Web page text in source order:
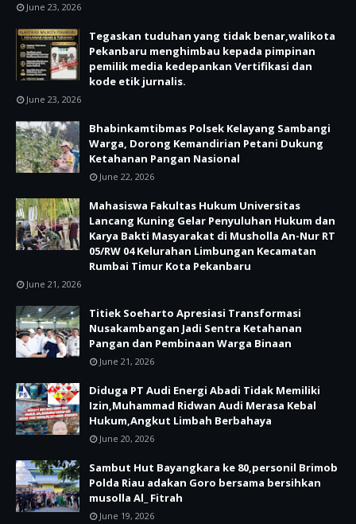
June 23, 2026
Tegaskan tuduhan yang tidak benar,walikota
Pekanbaru menghimbau kepada pimpinan
pemilik media kedepankan Vertifikasi dan
kode etik jurnalis.
June 23, 2026
Bhabinkamtibmas Polsek Kelayang Sambangi
Warga, Dorong Kemandirian Petani Dukung
Ketahanan Pangan Nasional
June 22, 2026
Mahasiswa Fakultas Hukum Universitas
Lancang Kuning Gelar Penyuluhan Hukum dan
Karya Bakti Masyarakat di Musholla An-Nur RT
05/RW 04 Kelurahan Limbungan Kecamatan
Rumbai Timur Kota Pekanbaru
June 21, 2026
Titiek Soeharto Apresiasi Transformasi
Nusakambangan Jadi Sentra Ketahanan
Pangan dan Pembinaan Warga Binaan
June 21, 2026
Diduga PT Audi Energi Abadi Tidak Memiliki
Izin,Muhammad Ridwan Audi Merasa Kebal
Hukum,Angkut Limbah Berbahaya
June 20, 2026
Sambut Hut Bayangkara ke 80,personil Brimob
Polda Riau adakan Goro bersama bersihkan
musolla Al_ Fitrah
June 19, 2026